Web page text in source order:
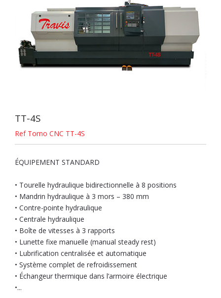
TT-4S
Ref Torno CNC TT-4S
ÉQUIPEMENT STANDARD
• Tourelle hydraulique bidirectionnelle à 8 positions
• Mandrin hydraulique à 3 mors – 380 mm
• Contre-pointe hydraulique
• Centrale hydraulique
• Boîte de vitesses à 3 rapports
• Lunette fixe manuelle (manual steady rest)
• Lubrification centralisée et automatique
• Système complet de refroidissement
• Échangeur thermique dans l’armoire électrique
•...